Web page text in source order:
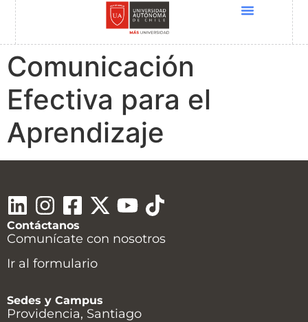
Comunicación
Efectiva para el
Aprendizaje
Contáctanos
Comunícate con nosotros
Ir al formulario
Sedes y Campus
Providencia, Santiago